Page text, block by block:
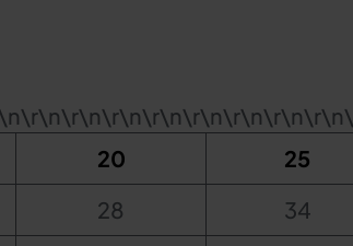
20 25
28 34